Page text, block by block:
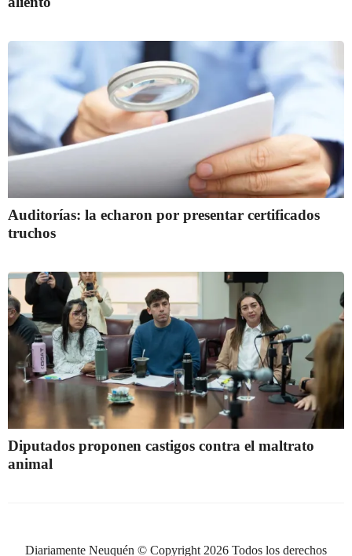
Auditorías: la echaron por presentar certificados
truchos
Diputados proponen castigos contra el maltrato
animal
Diariamente Neuquén © Copyright 2026 Todos los derechos